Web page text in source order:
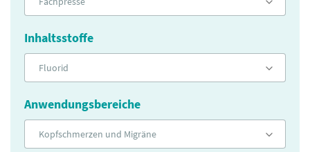
Inhaltsstoffe
Fluorid
Anwendungsbereiche
Kopfschmerzen und Migräne